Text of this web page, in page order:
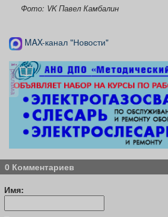
Фото: VK Павел Камбалин
MAX-канал "Новости"
реклама
0 Комментариев
Имя: